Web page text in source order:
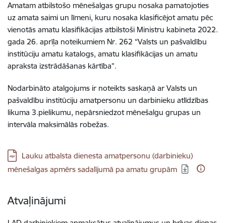
Amatam atbilstošo mēnešalgas grupu nosaka pamatojoties
uz amata saimi un līmeni, kuru nosaka klasificējot amatu pēc
vienotās amatu klasifikācijas atbilstoši Ministru kabineta 2022.
gada 26. aprīļa noteikumiem Nr. 262 “Valsts un pašvaldību
institūciju amatu katalogs, amatu klasifikācijas un amatu
apraksta izstrādāšanas kārtība”.
Nodarbināto atalgojums ir noteikts saskaņā ar Valsts un
pašvaldību institūciju amatpersonu un darbinieku atlīdzības
likuma 3.pielikumu, nepārsniedzot mēnešalgu grupas un
intervāla maksimālās robežas.
Lejupielādēt:
Lauku atbalsta dienesta amatpersonu (darbinieku)
mēnešalgas apmērs sadalījumā pa amatu grupām
Atvaļinājumi